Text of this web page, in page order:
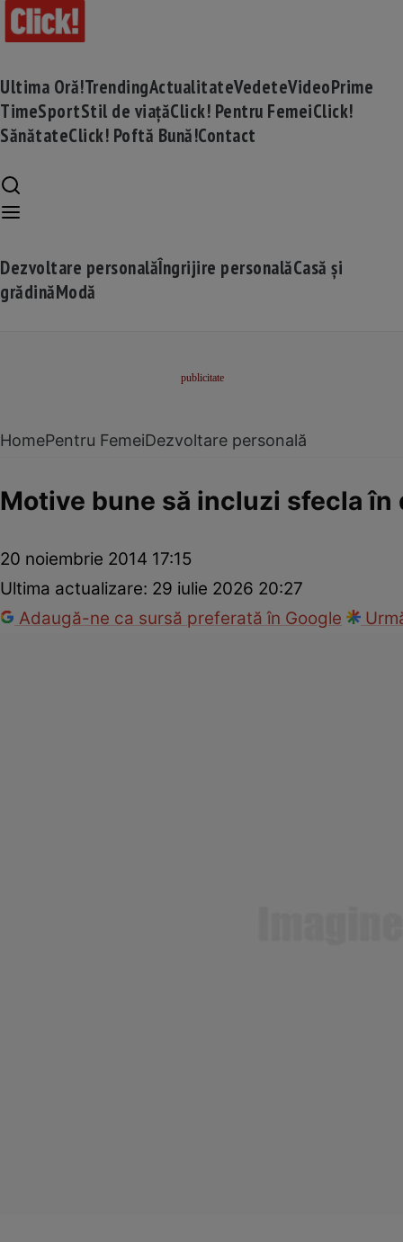
Ultima Oră!TrendingActualitateVedeteVideoPrime
TimeSportStil de viațăClick! Pentru FemeiClick!
SănătateClick! Poftă Bună!Contact
Dezvoltare personalăÎngrijire personalăCasă și
grădinăModă
HomePentru FemeiDezvoltare personală
Motive bune să incluzi sfecla în
20 noiembrie 2014 17:15
Ultima actualizare: 29 iulie 2026 20:27
Adaugă-ne ca sursă preferată în Google